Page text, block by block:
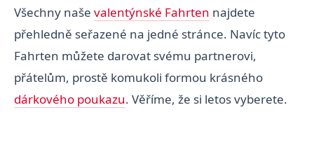
Všechny naše valentýnské Fahrten najdete
přehledně seřazené na jedné stránce. Navíc tyto
Fahrten můžete darovat svému partnerovi,
přátelům, prostě komukoli formou krásného
dárkového poukazu. Věříme, že si letos vyberete.